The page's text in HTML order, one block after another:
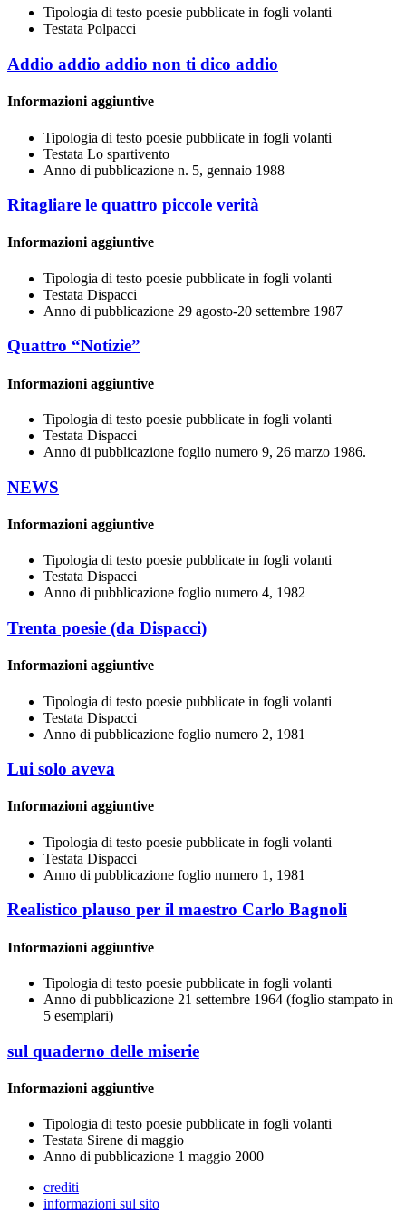
Tipologia di testo poesie pubblicate in fogli volanti
Testata Polpacci
Addio addio addio non ti dico addio
Informazioni aggiuntive
Tipologia di testo poesie pubblicate in fogli volanti
Testata Lo spartivento
Anno di pubblicazione n. 5, gennaio 1988
Ritagliare le quattro piccole verità
Informazioni aggiuntive
Tipologia di testo poesie pubblicate in fogli volanti
Testata Dispacci
Anno di pubblicazione 29 agosto-20 settembre 1987
Quattro “Notizie”
Informazioni aggiuntive
Tipologia di testo poesie pubblicate in fogli volanti
Testata Dispacci
Anno di pubblicazione foglio numero 9, 26 marzo 1986.
NEWS
Informazioni aggiuntive
Tipologia di testo poesie pubblicate in fogli volanti
Testata Dispacci
Anno di pubblicazione foglio numero 4, 1982
Trenta poesie (da Dispacci)
Informazioni aggiuntive
Tipologia di testo poesie pubblicate in fogli volanti
Testata Dispacci
Anno di pubblicazione foglio numero 2, 1981
Lui solo aveva
Informazioni aggiuntive
Tipologia di testo poesie pubblicate in fogli volanti
Testata Dispacci
Anno di pubblicazione foglio numero 1, 1981
Realistico plauso per il maestro Carlo Bagnoli
Informazioni aggiuntive
Tipologia di testo poesie pubblicate in fogli volanti
Anno di pubblicazione 21 settembre 1964 (foglio stampato in
5 esemplari)
sul quaderno delle miserie
Informazioni aggiuntive
Tipologia di testo poesie pubblicate in fogli volanti
Testata Sirene di maggio
Anno di pubblicazione 1 maggio 2000
crediti
informazioni sul sito